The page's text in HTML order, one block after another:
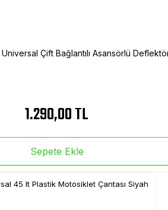
Çift Bağlantılı Asansörlü
1.290,00 TL
Sepete Ekle